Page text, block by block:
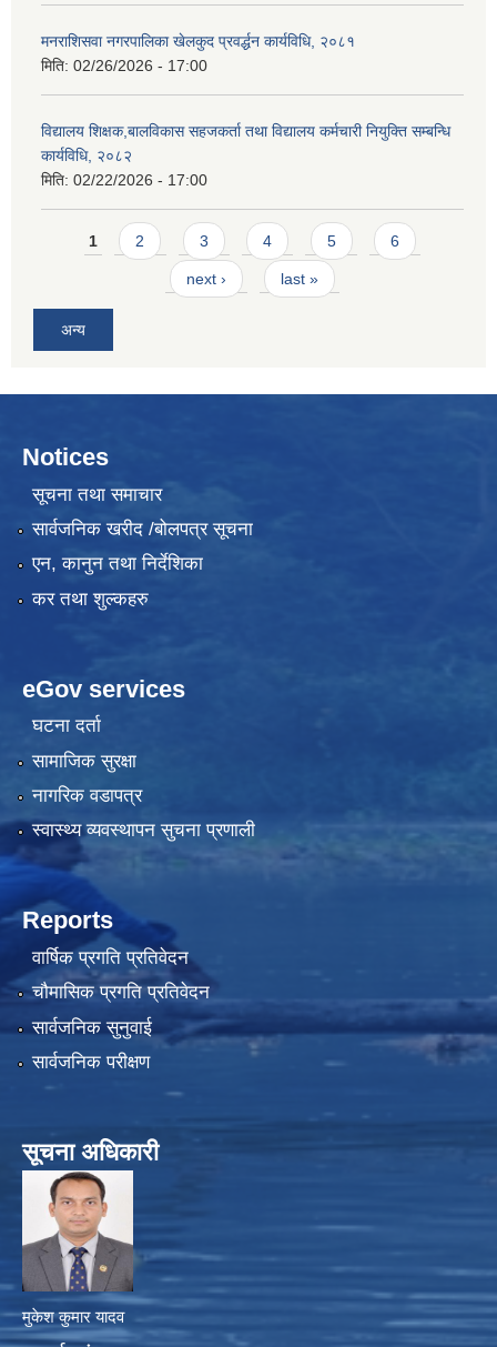
मनराशिसवा नगरपालिका खेलकुद प्रवर्द्धन कार्यविधि, २०८१
मिति: 02/26/2026 - 17:00
विद्यालय शिक्षक,बालविकास सहजकर्ता तथा विद्यालय कर्मचारी नियुक्ति सम्बन्धि
कार्यविधि, २०८२
मिति: 02/22/2026 - 17:00
Pages
1 2 3 4 5 6
next › last »
अन्य
Notices
सूचना तथा समाचार
सार्वजनिक खरीद /बोलपत्र सूचना
एन, कानुन तथा निर्देशिका
कर तथा शुल्कहरु
eGov services
घटना दर्ता
सामाजिक सुरक्षा
नागरिक वडापत्र
स्वास्थ्य व्यवस्थापन सुचना प्रणाली
Reports
वार्षिक प्रगति प्रतिवेदन
चौमासिक प्रगति प्रतिवेदन
सार्वजनिक सुनुवाई
सार्वजनिक परीक्षण
सूचना अधिकारी
मुकेश कुमार यादव